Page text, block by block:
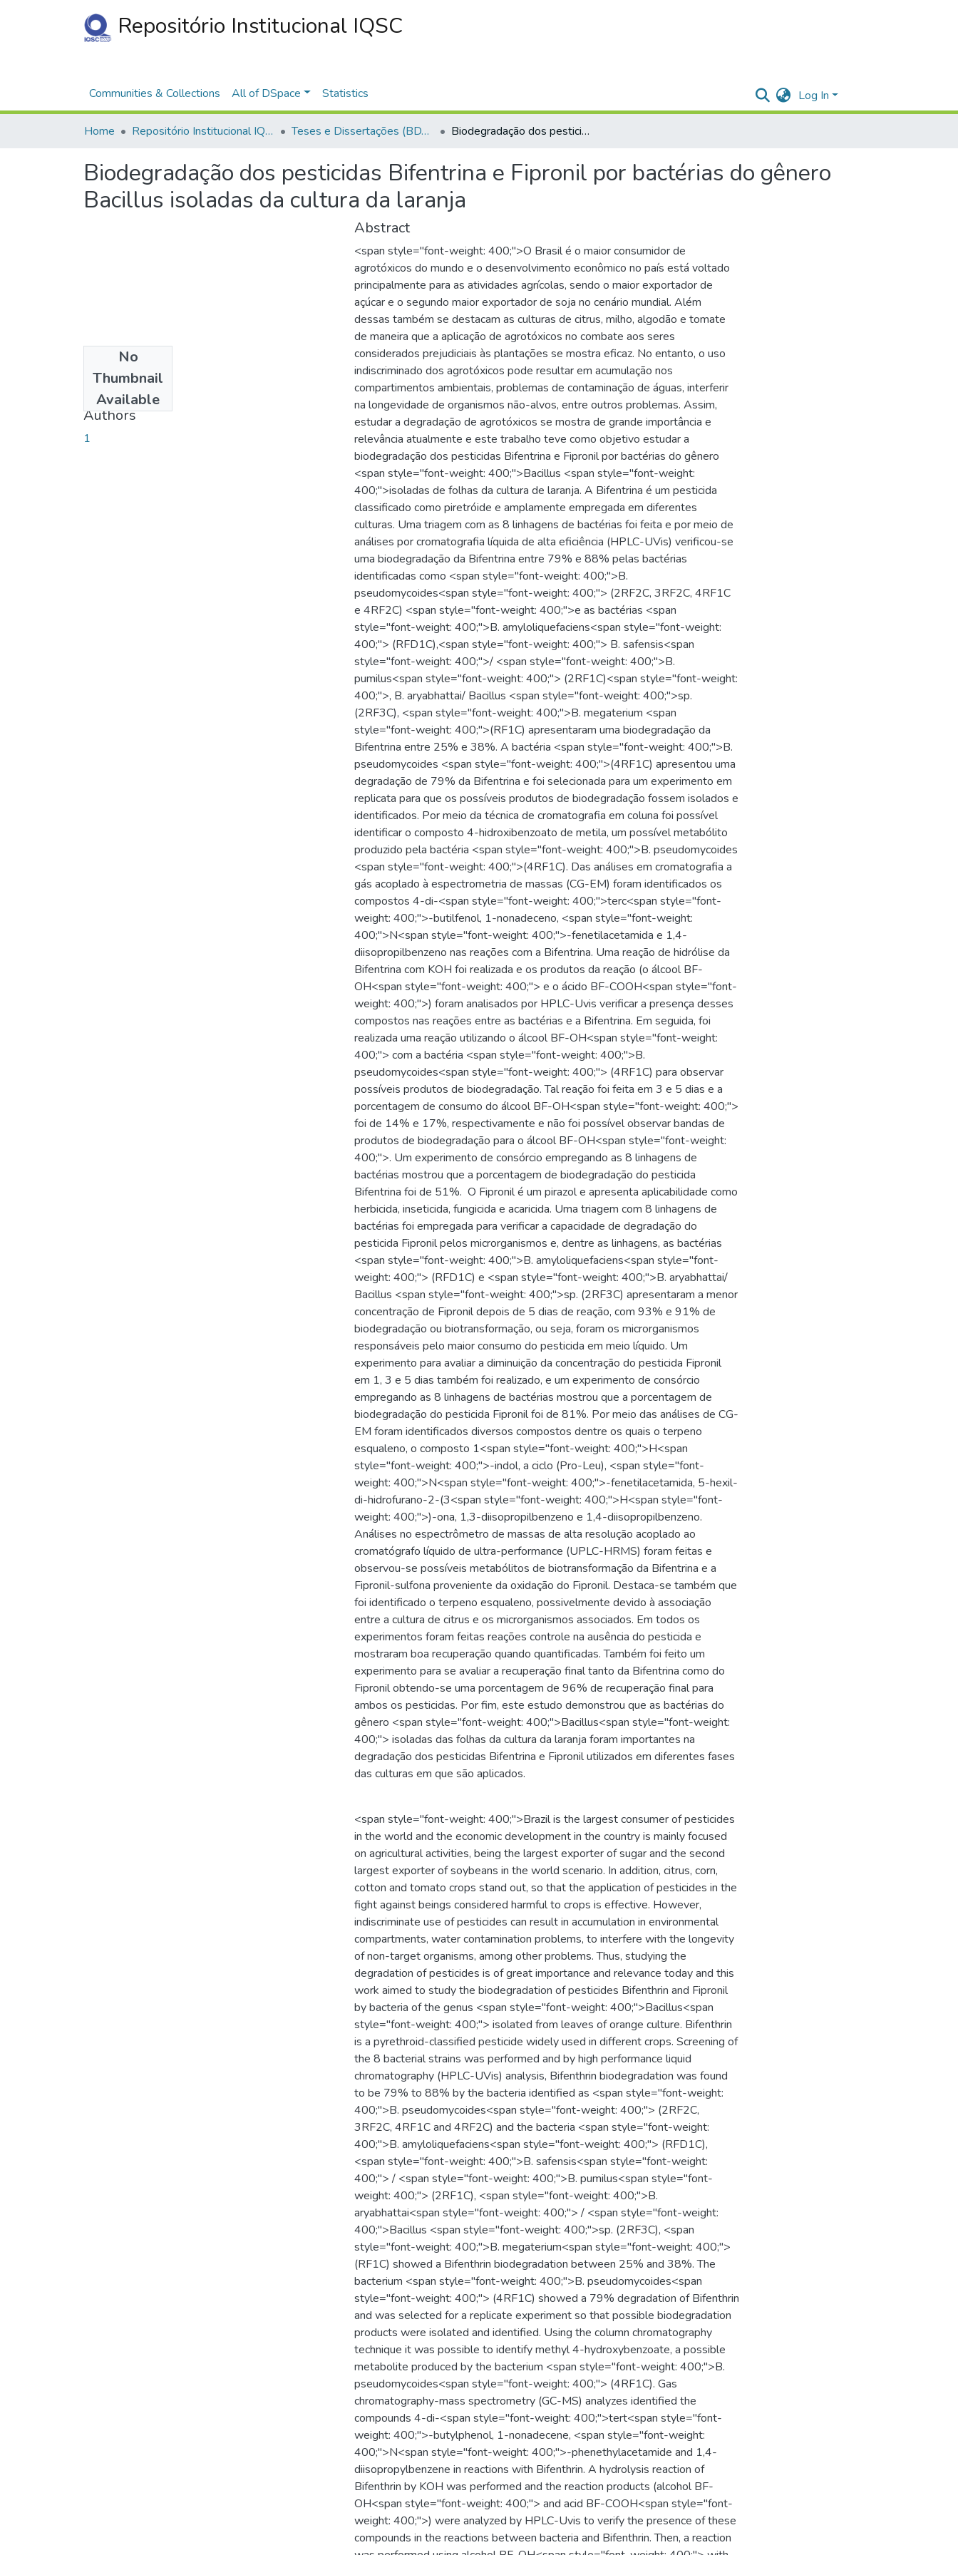
Repositório Institucional IQSC
Communities & Collections All of DSpace Statistics Log In
Home Repositório Institucional IQSC Teses e Dissertações (BDTD USP) Biodegradação dos pesticidas Bifentrina e Fipronil por bactérias do gênero Bacillus isoladas da cultura da laranja
Biodegradação dos pesticidas Bifentrina e Fipronil por bactérias do gênero
Bacillus isoladas da cultura da laranja
No
Thumbnail
Available
2020-05-26
Authors
1
Abstract
<span style="font-weight: 400;">O Brasil é o maior consumidor de
agrotóxicos do mundo e o desenvolvimento econômico no país está voltado
principalmente para as atividades agrícolas, sendo o maior exportador de
açúcar e o segundo maior exportador de soja no cenário mundial. Além
dessas também se destacam as culturas de citrus, milho, algodão e tomate
de maneira que a aplicação de agrotóxicos no combate aos seres
considerados prejudiciais às plantações se mostra eficaz. No entanto, o uso
indiscriminado dos agrotóxicos pode resultar em acumulação nos
compartimentos ambientais, problemas de contaminação de águas, interferir
na longevidade de organismos não-alvos, entre outros problemas. Assim,
estudar a degradação de agrotóxicos se mostra de grande importância e
relevância atualmente e este trabalho teve como objetivo estudar a
biodegradação dos pesticidas Bifentrina e Fipronil por bactérias do gênero
<span style="font-weight: 400;">Bacillus <span style="font-weight:
400;">isoladas de folhas da cultura de laranja. A Bifentrina é um pesticida
classificado como piretróide e amplamente empregada em diferentes
culturas. Uma triagem com as 8 linhagens de bactérias foi feita e por meio de
análises por cromatografia líquida de alta eficiência (HPLC-UVis) verificou-se
uma biodegradação da Bifentrina entre 79% e 88% pelas bactérias
identificadas como <span style="font-weight: 400;">B.
pseudomycoides<span style="font-weight: 400;"> (2RF2C, 3RF2C, 4RF1C
e 4RF2C) <span style="font-weight: 400;">e as bactérias <span
style="font-weight: 400;">B. amyloliquefaciens<span style="font-weight:
400;"> (RFD1C),<span style="font-weight: 400;"> B. safensis<span
style="font-weight: 400;">/ <span style="font-weight: 400;">B.
pumilus<span style="font-weight: 400;"> (2RF1C)<span style="font-weight:
400;">, B. aryabhattai/ Bacillus <span style="font-weight: 400;">sp.
(2RF3C), <span style="font-weight: 400;">B. megaterium <span
style="font-weight: 400;">(RF1C) apresentaram uma biodegradação da
Bifentrina entre 25% e 38%. A bactéria <span style="font-weight: 400;">B.
pseudomycoides <span style="font-weight: 400;">(4RF1C) apresentou uma
degradação de 79% da Bifentrina e foi selecionada para um experimento em
replicata para que os possíveis produtos de biodegradação fossem isolados e
identificados. Por meio da técnica de cromatografia em coluna foi possível
identificar o composto 4-hidroxibenzoato de metila, um possível metabólito
produzido pela bactéria <span style="font-weight: 400;">B. pseudomycoides
<span style="font-weight: 400;">(4RF1C). Das análises em cromatografia a
gás acoplado à espectrometria de massas (CG-EM) foram identificados os
compostos 4-di-<span style="font-weight: 400;">terc<span style="font-
weight: 400;">-butilfenol, 1-nonadeceno, <span style="font-weight:
400;">N<span style="font-weight: 400;">-fenetilacetamida e 1,4-
diisopropilbenzeno nas reações com a Bifentrina. Uma reação de hidrólise da
Bifentrina com KOH foi realizada e os produtos da reação (o álcool BF-
OH<span style="font-weight: 400;"> e o ácido BF-COOH<span style="font-
weight: 400;">) foram analisados por HPLC-Uvis verificar a presença desses
compostos nas reações entre as bactérias e a Bifentrina. Em seguida, foi
realizada uma reação utilizando o álcool BF-OH<span style="font-weight:
400;"> com a bactéria <span style="font-weight: 400;">B.
pseudomycoides<span style="font-weight: 400;"> (4RF1C) para observar
possíveis produtos de biodegradação. Tal reação foi feita em 3 e 5 dias e a
porcentagem de consumo do álcool BF-OH<span style="font-weight: 400;">
foi de 14% e 17%, respectivamente e não foi possível observar bandas de
produtos de biodegradação para o álcool BF-OH<span style="font-weight:
400;">. Um experimento de consórcio empregando as 8 linhagens de
bactérias mostrou que a porcentagem de biodegradação do pesticida
Bifentrina foi de 51%. O Fipronil é um pirazol e apresenta aplicabilidade como
herbicida, inseticida, fungicida e acaricida. Uma triagem com 8 linhagens de
bactérias foi empregada para verificar a capacidade de degradação do
pesticida Fipronil pelos microrganismos e, dentre as linhagens, as bactérias
<span style="font-weight: 400;">B. amyloliquefaciens<span style="font-
weight: 400;"> (RFD1C) e <span style="font-weight: 400;">B. aryabhattai/
Bacillus <span style="font-weight: 400;">sp. (2RF3C) apresentaram a menor
concentração de Fipronil depois de 5 dias de reação, com 93% e 91% de
biodegradação ou biotransformação, ou seja, foram os microrganismos
responsáveis pelo maior consumo do pesticida em meio líquido. Um
experimento para avaliar a diminuição da concentração do pesticida Fipronil
em 1, 3 e 5 dias também foi realizado, e um experimento de consórcio
empregando as 8 linhagens de bactérias mostrou que a porcentagem de
biodegradação do pesticida Fipronil foi de 81%. Por meio das análises de CG-
EM foram identificados diversos compostos dentre os quais o terpeno
esqualeno, o composto 1<span style="font-weight: 400;">H<span
style="font-weight: 400;">-indol, a ciclo (Pro-Leu), <span style="font-
weight: 400;">N<span style="font-weight: 400;">-fenetilacetamida, 5-hexil-
di-hidrofurano-2-(3<span style="font-weight: 400;">H<span style="font-
weight: 400;">)-ona, 1,3-diisopropilbenzeno e 1,4-diisopropilbenzeno.
Análises no espectrômetro de massas de alta resolução acoplado ao
cromatógrafo líquido de ultra-performance (UPLC-HRMS) foram feitas e
observou-se possíveis metabólitos de biotransformação da Bifentrina e a
Fipronil-sulfona proveniente da oxidação do Fipronil. Destaca-se também que
foi identificado o terpeno esqualeno, possivelmente devido à associação
entre a cultura de citrus e os microrganismos associados. Em todos os
experimentos foram feitas reações controle na ausência do pesticida e
mostraram boa recuperação quando quantificadas. Também foi feito um
experimento para se avaliar a recuperação final tanto da Bifentrina como do
Fipronil obtendo-se uma porcentagem de 96% de recuperação final para
ambos os pesticidas. Por fim, este estudo demonstrou que as bactérias do
gênero <span style="font-weight: 400;">Bacillus<span style="font-weight:
400;"> isoladas das folhas da cultura da laranja foram importantes na
degradação dos pesticidas Bifentrina e Fipronil utilizados em diferentes fases
das culturas em que são aplicados.
<span style="font-weight: 400;">Brazil is the largest consumer of pesticides
in the world and the economic development in the country is mainly focused
on agricultural activities, being the largest exporter of sugar and the second
largest exporter of soybeans in the world scenario. In addition, citrus, corn,
cotton and tomato crops stand out, so that the application of pesticides in the
fight against beings considered harmful to crops is effective. However,
indiscriminate use of pesticides can result in accumulation in environmental
compartments, water contamination problems, to interfere with the longevity
of non-target organisms, among other problems. Thus, studying the
degradation of pesticides is of great importance and relevance today and this
work aimed to study the biodegradation of pesticides Bifenthrin and Fipronil
by bacteria of the genus <span style="font-weight: 400;">Bacillus<span
style="font-weight: 400;"> isolated from leaves of orange culture. Bifenthrin
is a pyrethroid-classified pesticide widely used in different crops. Screening of
the 8 bacterial strains was performed and by high performance liquid
chromatography (HPLC-UVis) analysis, Bifenthrin biodegradation was found
to be 79% to 88% by the bacteria identified as <span style="font-weight:
400;">B. pseudomycoides<span style="font-weight: 400;"> (2RF2C,
3RF2C, 4RF1C and 4RF2C) and the bacteria <span style="font-weight:
400;">B. amyloliquefaciens<span style="font-weight: 400;"> (RFD1C),
<span style="font-weight: 400;">B. safensis<span style="font-weight:
400;"> / <span style="font-weight: 400;">B. pumilus<span style="font-
weight: 400;"> (2RF1C), <span style="font-weight: 400;">B.
aryabhattai<span style="font-weight: 400;"> / <span style="font-weight:
400;">Bacillus <span style="font-weight: 400;">sp. (2RF3C), <span
style="font-weight: 400;">B. megaterium<span style="font-weight: 400;">
(RF1C) showed a Bifenthrin biodegradation between 25% and 38%. The
bacterium <span style="font-weight: 400;">B. pseudomycoides<span
style="font-weight: 400;"> (4RF1C) showed a 79% degradation of Bifenthrin
and was selected for a replicate experiment so that possible biodegradation
products were isolated and identified. Using the column chromatography
technique it was possible to identify methyl 4-hydroxybenzoate, a possible
metabolite produced by the bacterium <span style="font-weight: 400;">B.
pseudomycoides<span style="font-weight: 400;"> (4RF1C). Gas
chromatography-mass spectrometry (GC-MS) analyzes identified the
compounds 4-di-<span style="font-weight: 400;">tert<span style="font-
weight: 400;">-butylphenol, 1-nonadecene, <span style="font-weight:
400;">N<span style="font-weight: 400;">-phenethylacetamide and 1,4-
diisopropylbenzene in reactions with Bifenthrin. A hydrolysis reaction of
Bifenthrin by KOH was performed and the reaction products (alcohol BF-
OH<span style="font-weight: 400;"> and acid BF-COOH<span style="font-
weight: 400;">) were analyzed by HPLC-Uvis to verify the presence of these
compounds in the reactions between bacteria and Bifenthrin. Then, a reaction